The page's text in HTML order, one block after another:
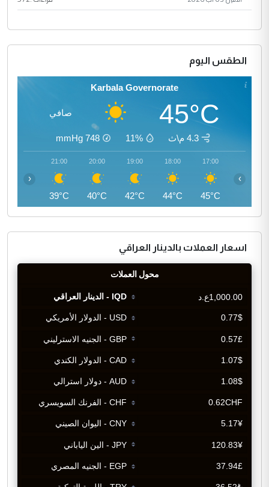
الطقس اليوم
Karbala Governorate
45°C صافي
4.3 م\ث 11%
748
mmHg
17:00
45°C
18:00
44°C
19:00
42°C
20:00
40°C
21:00
39°C
‹ ›
اسعار العملات بالدينار العراقي